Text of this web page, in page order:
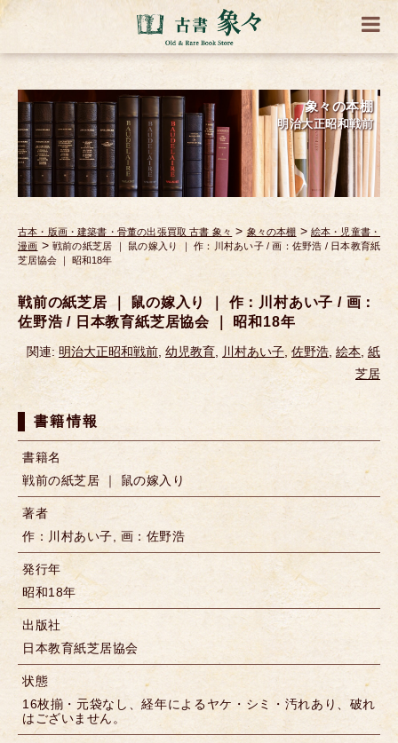
象々の本棚
明治大正昭和戦前
古本・版画・建築書・骨董の出張買取 古書 象々 > 象々の本棚 > 絵本・児童書・
漫画 > 戦前の紙芝居 ｜ 鼠の嫁入り ｜ 作：川村あい子 / 画：佐野浩 / 日本教育紙
芝居協会 ｜ 昭和18年
戦前の紙芝居 ｜ 鼠の嫁入り ｜ 作：川村あい子 / 画：
佐野浩 / 日本教育紙芝居協会 ｜ 昭和18年
関連: 明治大正昭和戦前, 幼児教育, 川村あい子,佐野浩, 絵本, 紙
芝居
書籍情報
書籍名
戦前の紙芝居 ｜ 鼠の嫁入り
著者
作：川村あい子, 画：佐野浩
発行年
昭和18年
出版社
日本教育紙芝居協会
状態
16枚揃・元袋なし、経年によるヤケ・シミ・汚れあり、破れ
はございません。